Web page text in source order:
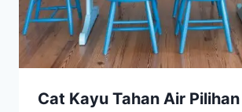
Cat Kayu Tahan Air